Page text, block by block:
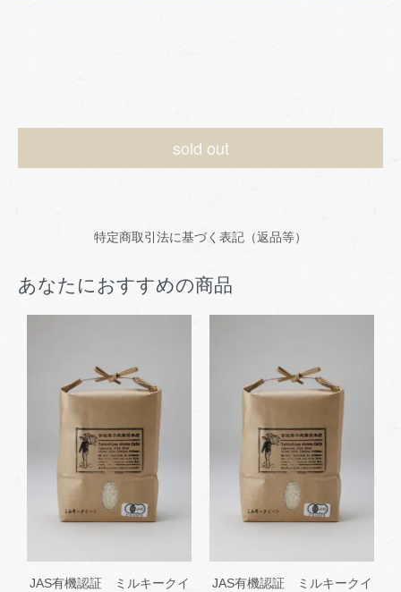
sold out
特定商取引法に基づく表記（返品等）
あなたにおすすめの商品
JAS有機認証 ミルキークイ
JAS有機認証 ミルキークイ